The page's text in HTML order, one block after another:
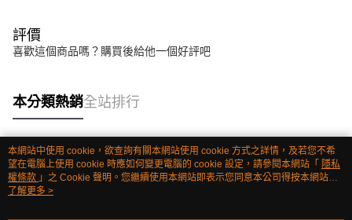
評價
喜歡這個商品嗎？購買後給他一個好評吧
本分類熱銷全站排行
熱門標籤
本網站中使用 cookie，欲查詢有關本網站使用 cookie 方式之詳情，及若您不希
望在電腦上使用 cookie 時應如何變更電腦的 cookie 設定，請參閱本網站「 隱私
權條款 」之 Cookie 聲明。您繼續使用本網站即表示您同意本公司得按本網站使
用條款之 Cookie 聲明使用 cookie。
了解更多 >